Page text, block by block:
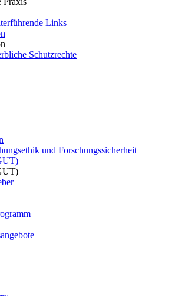
Links
Schutzrechte
und Forschungssicherheit